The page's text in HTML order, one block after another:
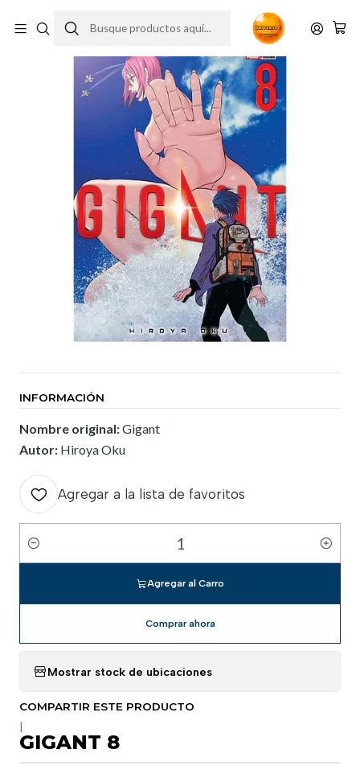
INFORMACIÓN
Nombre original:Gigant
Autor: Hiroya Oku
Agregar a la lista de favoritos
Cantidad
Agregar al Carro
Comprar ahora
Mostrar stock de ubicaciones
COMPARTIR ESTE PRODUCTO
GIGANT 8